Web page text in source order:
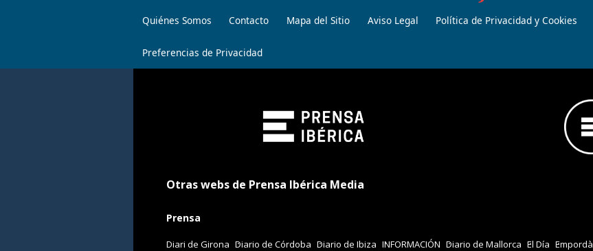
Quiénes Somos Contacto Mapa del Sitio Aviso Legal Política de Privacidad y Cookies
Preferencias de Privacidad
Otras webs de Prensa Ibérica Media
Prensa
Diari de Girona Diario de Córdoba Diario de Ibiza INFORMACIÓN Diario de Mallorca El Día Empordà